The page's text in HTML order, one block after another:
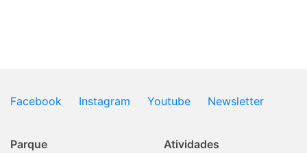
Facebook Instagram Youtube Newsletter
Parque
Atividades